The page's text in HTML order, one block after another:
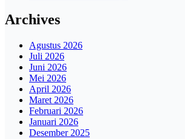
Archives
Agustus 2026
Juli 2026
Juni 2026
Mei 2026
April 2026
Maret 2026
Februari 2026
Januari 2026
Desember 2025